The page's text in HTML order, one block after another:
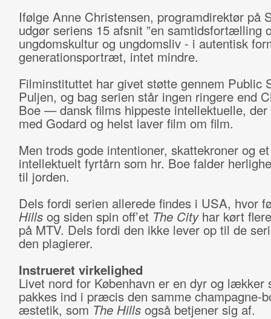
Ifølge Anne Christensen, programdirektør på
udgør seriens 15 afsnit ”en samtidsfortælling
ungdomskultur og ungdomsliv - i autentisk
generationsportræt, intet mindre.
Filminstituttet har givet støtte gennem Public
Puljen, og bag serien står ingen ringere end
Boe — dansk films hippeste intellektuelle, der
med Godard og helst laver film om film.
Men trods gode intentioner, skattekroner og et
intellektuelt fyrtårn som hr. Boe falder
til jorden.
Dels fordi serien allerede findes i USA, hvor
Hillsog siden spin off’et The Cityhar kørt
på MTV. Dels fordi den ikke lever op til de
den plagierer.
Instrueret virkelighed
Livet nord for København er en dyr og lækker
pakkes ind i præcis den samme champagne-
æstetik, som The Hillsogså betjener sig af.